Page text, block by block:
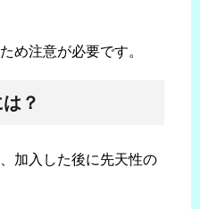
め注意が必要です。
？
加入した後に先天性の